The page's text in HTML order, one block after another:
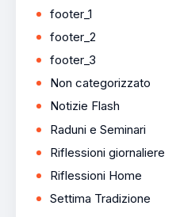
footer_1
footer_2
footer_3
Non categorizzato
Notizie Flash
Raduni e Seminari
Riflessioni giornaliere
Riflessioni Home
Settima Tradizione